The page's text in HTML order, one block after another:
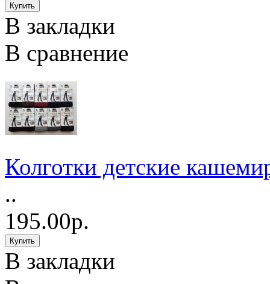
В закладки
В сравнение
Колготки детские
..
195.00р.
В закладки